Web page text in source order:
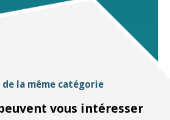
la même catégorie
vous intéresser